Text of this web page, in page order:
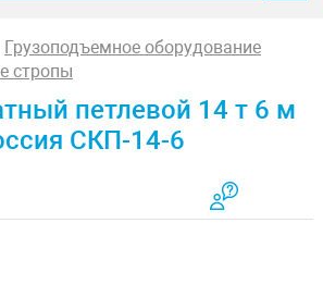
Грузоподъемное оборудование
стропы
петлевой 14 т 6 м
СКП-14-6